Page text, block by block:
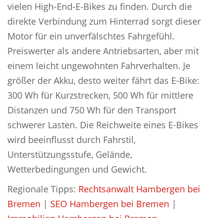
vielen High-End-E-Bikes zu finden. Durch die
direkte Verbindung zum Hinterrad sorgt dieser
Motor für ein unverfälschtes Fahrgefühl.
Preiswerter als andere Antriebsarten, aber mit
einem leicht ungewohnten Fahrverhalten. Je
größer der Akku, desto weiter fährt das E-Bike:
300 Wh für Kurzstrecken, 500 Wh für mittlere
Distanzen und 750 Wh für den Transport
schwerer Lasten. Die Reichweite eines E-Bikes
wird beeinflusst durch Fahrstil,
Unterstützungsstufe, Gelände,
Wetterbedingungen und Gewicht.
Regionale Tipps: Rechtsanwalt Hambergen bei
Bremen | SEO Hambergen bei Bremen |